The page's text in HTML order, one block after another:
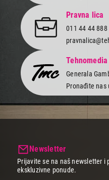
RASVETA
Ukupno u korpi:
Pravna lica
011 44 44 888
Generala
Pronađite nas
Newsletter
Prijavite se na naš newsletter
ekskluzivne ponude.